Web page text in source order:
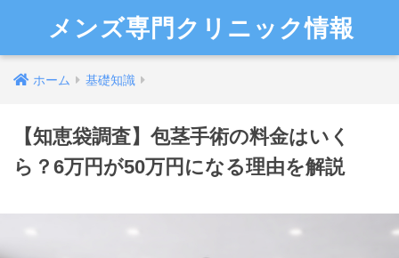
メンズ専門クリニック情報
ホーム 基礎知識
【知恵袋調査】包茎手術の料金はいく
ら？6万円が50万円になる理由を解説